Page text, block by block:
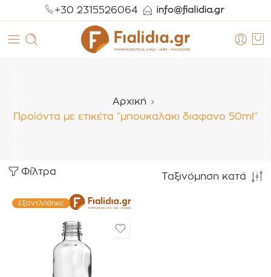
+30 2315526064
Αρχική
Προϊόντα με ετικέτα “μπουκαλακι διαφανο 50ml”
Φίλτρα Ταξινόμηση κατά
Εξαντλήθηκε